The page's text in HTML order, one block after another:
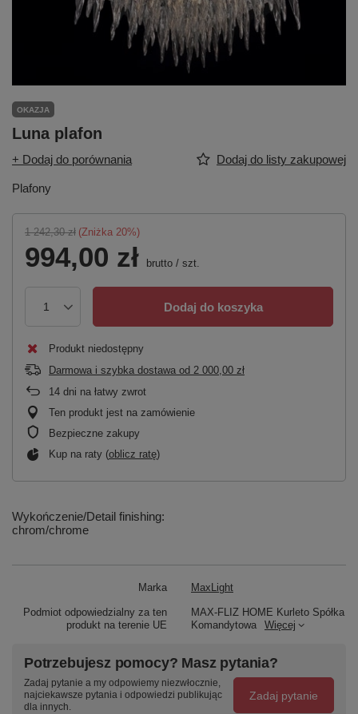
OKAZJA
Luna plafon
+ Dodaj do porównania Dodaj do listy zakupowej
Plafony
1 242,30 zł (Zniżka 20%)
994,00 zł brutto / szt.
Dodaj do koszyka
Produkt niedostępny
Darmowa i szybka dostawa od 2 000,00 zł
14 dni na łatwy zwrot
Ten produkt jest na zamówienie
Bezpieczne zakupy
Kup na raty (oblicz ratę)
Wykończenie/Detail finishing:
chrom/chrome
Marka MaxLight
Podmiot odpowiedzialny za ten
produkt na terenie UE
MAX-FLIZ HOME Kurleto Spółka
Komandytowa
Więcej
Potrzebujesz pomocy? Masz pytania?
Zadaj pytanie a my odpowiemy niezwłocznie,
najciekawsze pytania i odpowiedzi publikując
dla innych.
Zadaj pytanie